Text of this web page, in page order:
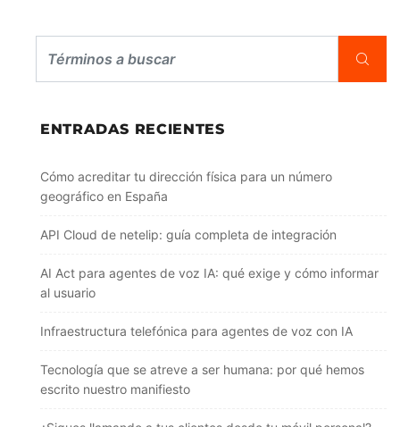
ENTRADAS RECIENTES
Cómo acreditar tu dirección física para un número
geográfico en España
API Cloud de netelip: guía completa de integración
AI Act para agentes de voz IA: qué exige y cómo informar
al usuario
Infraestructura telefónica para agentes de voz con IA
Tecnología que se atreve a ser humana: por qué hemos
escrito nuestro manifiesto